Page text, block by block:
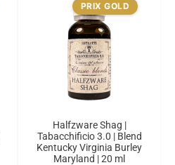
PRIX GOLD
Halfzware Shag |
Tabacchificio 3.0 | Blend
Kentucky Virginia Burley
Maryland | 20 ml